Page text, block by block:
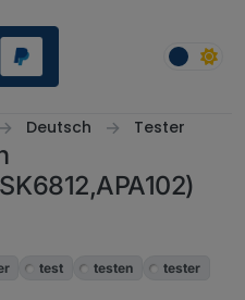
Deutsch Tester
test testen
tester